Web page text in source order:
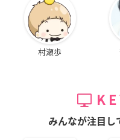
村瀬歩
みんなが注目し